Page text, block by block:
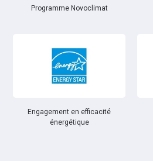
Programme Novoclimat
Engagement en efficacité
énergétique